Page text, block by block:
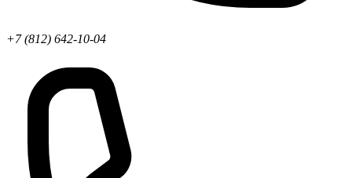
+7 (812) 642-10-04